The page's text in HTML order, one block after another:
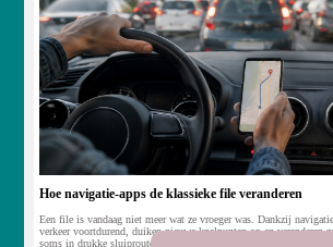
Hoe navigatie-apps de klassieke file veranderen
Een file is vandaag niet meer wat ze vroeger was. Dankzij
verkeer voortdurend, duiken nieuwe knelpunten op en veranderen
soms in drukke sluiproutes. Hoe zorgen slimme algoritmes ervoor